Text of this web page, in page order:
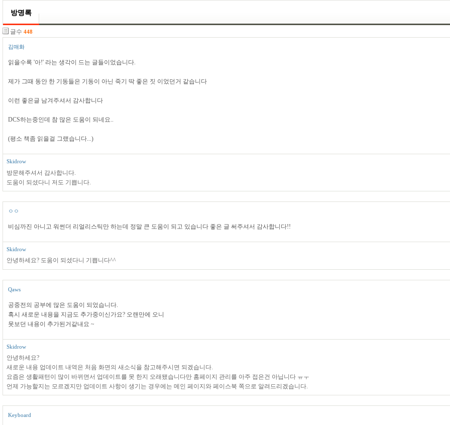
방명록
글수 448
김매화
읽을수록 '아!' 라는 생각이 드는 글들이었습니다.
제가 그때 동안 한 기동들은 기동이 아닌 죽기 딱 좋은 짓 이었던거 같습니다
이런 좋은글 남겨주셔서 감사합니다
DCS하는중인데 참 많은 도움이 되네요..
(평소 책좀 읽을걸 그랬습니다...)
Skidrow
방문해주셔서 감사합니다.
도움이 되셨다니 저도 기쁩니다.
ㅇㅇ
비심까진 아니고 워썬더 리얼리스틱만 하는데 정말 큰 도움이 되고 있습니다 좋은 글 써주셔서 감사합니다!!
Skidrow
안녕하세요? 도움이 되셨다니 기쁩니다^^
Qaws
공중전의 공부에 많은 도움이 되었습니다.
혹시 새로운 내용을 지금도 추가중이신가요? 오랜만에 오니
못보던 내용이 추가된거같내요 ~
Skidrow
안녕하세요?
새로운 내용 업데이트 내역은 처음 화면의 새소식을 참고해주시면 되겠습니다.
요즘은 생활패턴이 많이 바뀌면서 업데이트를 못 한지 오래됐습니다만 홈페이지 관리를 아주 접은건 아닙니다 ㅠㅜ
언제 가능할지는 모르겠지만 업데이트 사항이 생기는 경우에는 메인 페이지와 페이스북 쪽으로 알려드리겠습니다.
Keyboard